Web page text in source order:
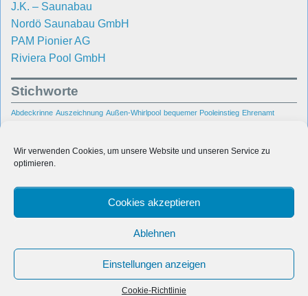
Wir verwenden Cookies, um unsere Website und unseren Service zu
optimieren.
Cookies akzeptieren
Ablehnen
Einstellungen anzeigen
Cookie-Richtlinie
J.K. – Saunabau
Nordö Saunabau GmbH
PAM Pionier AG
Riviera Pool GmbH
Stichworte
Abdeckrinne Auszeichnung Außen-Whirlpool bequemer Pooleinstieg Ehrenamt
Pool Poolbau Poolsanierung Portable Spa Raumentfeuchtung Reparatur
Main-Gebiet
Unterwasserbeleuchtung Villa Wasseraufbereitung
Wiesbaden
© 2026Dauber Schwimmanlagen GmbH
Polaris Theme